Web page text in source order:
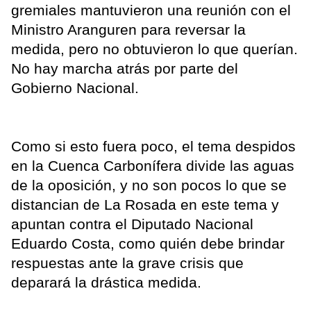
gremiales mantuvieron una reunión con el
Ministro Aranguren para reversar la
medida, pero no obtuvieron lo que querían.
No hay marcha atrás por parte del
Gobierno Nacional.
Como si esto fuera poco, el tema despidos
en la Cuenca Carbonífera divide las aguas
de la oposición, y no son pocos lo que se
distancian de La Rosada en este tema y
apuntan contra el Diputado Nacional
Eduardo Costa, como quién debe brindar
respuestas ante la grave crisis que
deparará la drástica medida.